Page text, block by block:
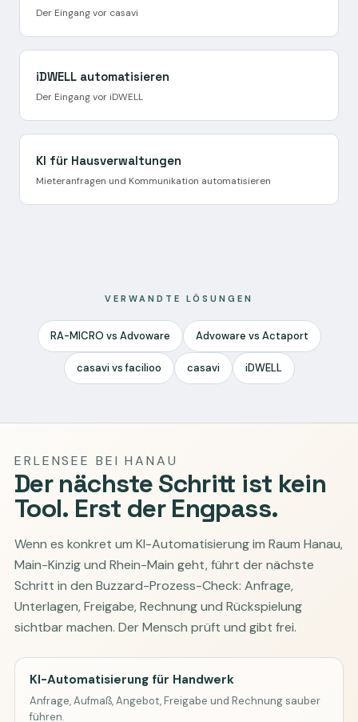
Der Eingang vor casavi
iDWELL automatisieren
Der Eingang vor iDWELL
KI für Hausverwaltungen
Mieteranfragen und Kommunikation automatisieren
VERWANDTE LÖSUNGEN
RA-MICRO vs Advoware Advoware vs Actaport
casavi vs facilioo casavi iDWELL
ERLENSEE BEI HANAU
Der nächste Schritt ist kein
Tool. Erst der Engpass.
Wenn es konkret um KI-Automatisierung im Raum Hanau,
Main-Kinzig und Rhein-Main geht, führt der nächste
Schritt in den Buzzard-Prozess-Check: Anfrage,
Unterlagen, Freigabe, Rechnung und Rückspielung
sichtbar machen. Der Mensch prüft und gibt frei.
KI-Automatisierung für Handwerk
Anfrage, Aufmaß, Angebot, Freigabe und Rechnung sauber
führen.